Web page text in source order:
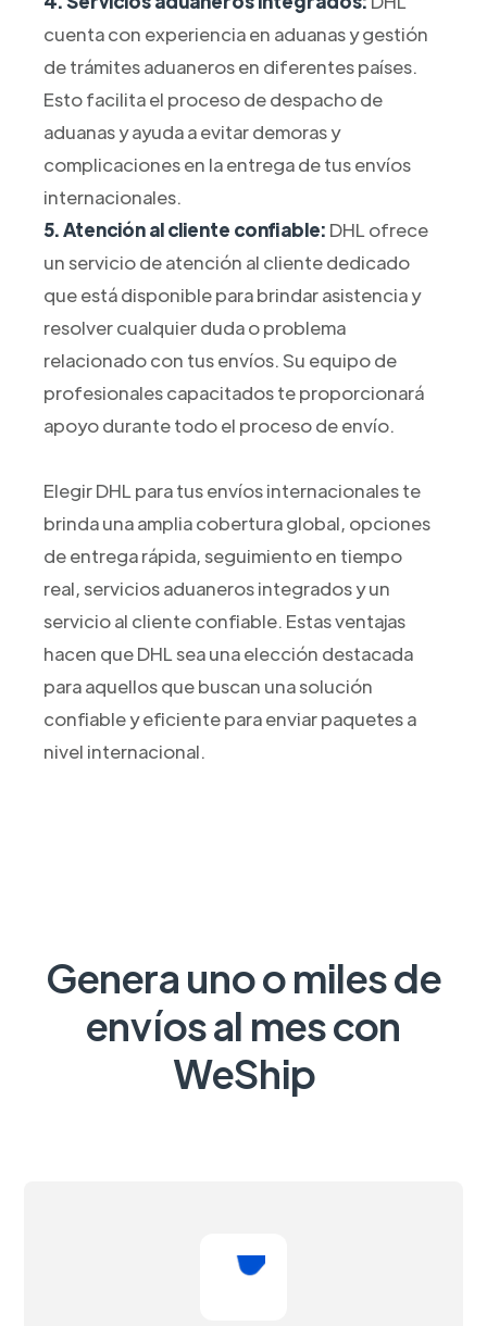
cuenta con experiencia en aduanas y gestión
de trámites aduaneros en diferentes países.
Esto facilita el proceso de despacho de
aduanas y ayuda a evitar demoras y
complicaciones en la entrega de tus envíos
internacionales.
5. Atención al cliente confiable: DHL ofrece
un servicio de atención al cliente dedicado
que está disponible para brindar asistencia y
resolver cualquier duda o problema
relacionado con tus envíos. Su equipo de
profesionales capacitados te proporcionará
apoyo durante todo el proceso de envío.
Elegir DHL para tus envíos internacionales te
brinda una amplia cobertura global, opciones
de entrega rápida, seguimiento en tiempo
real, servicios aduaneros integrados y un
servicio al cliente confiable. Estas ventajas
hacen que DHL sea una elección destacada
para aquellos que buscan una solución
confiable y eficiente para enviar paquetes a
nivel internacional.
Genera uno o miles de
envíos al mes con
WeShip